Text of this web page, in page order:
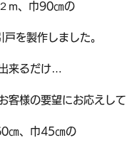
m、巾90㎝の
を製作しました。
来るだけ…
客様の要望にお応えして
㎝、巾45㎝の